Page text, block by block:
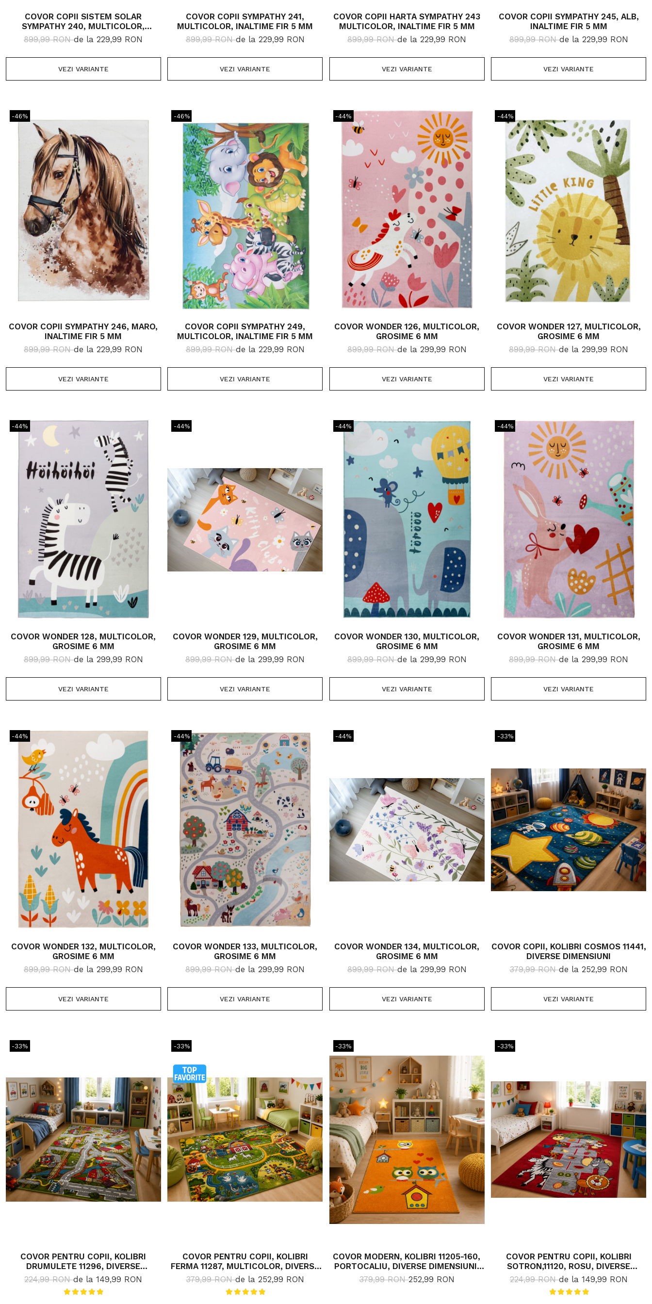
COVOR COPII SISTEM SOLAR
SYMPATHY 240, MULTICOLOR,
INALTIME FIR 5 MM
899,99 RONde la 229,99 RON
VEZI VARIANTE
COVOR COPII SYMPATHY 241,
MULTICOLOR, INALTIME FIR 5 MM
899,99 RONde la 229,99 RON
VEZI VARIANTE
COVOR COPII HARTA SYMPATHY 243
MULTICOLOR, INALTIME FIR 5 MM
899,99 RONde la 229,99 RON
VEZI VARIANTE
COVOR COPII SYMPATHY 245, ALB,
INALTIME FIR 5 MM
899,99 RONde la 229,99 RON
VEZI VARIANTE
-46%
COVOR COPII SYMPATHY 246, MARO,
INALTIME FIR 5 MM
899,99 RONde la 229,99 RON
VEZI VARIANTE
-46%
COVOR COPII SYMPATHY 249,
MULTICOLOR, INALTIME FIR 5 MM
899,99 RONde la 229,99 RON
VEZI VARIANTE
-44%
COVOR WONDER 126, MULTICOLOR,
GROSIME 6 MM
899,99 RONde la 299,99 RON
VEZI VARIANTE
-44%
COVOR WONDER 127, MULTICOLOR,
GROSIME 6 MM
899,99 RONde la 299,99 RON
VEZI VARIANTE
-44%
COVOR WONDER 128, MULTICOLOR,
GROSIME 6 MM
899,99 RONde la 299,99 RON
VEZI VARIANTE
-44%
COVOR WONDER 129, MULTICOLOR,
GROSIME 6 MM
899,99 RONde la 299,99 RON
VEZI VARIANTE
-44%
COVOR WONDER 130, MULTICOLOR,
GROSIME 6 MM
899,99 RONde la 299,99 RON
VEZI VARIANTE
-44%
COVOR WONDER 131, MULTICOLOR,
GROSIME 6 MM
899,99 RONde la 299,99 RON
VEZI VARIANTE
-44%
COVOR WONDER 132, MULTICOLOR,
GROSIME 6 MM
899,99 RONde la 299,99 RON
VEZI VARIANTE
-44%
COVOR WONDER 133, MULTICOLOR,
GROSIME 6 MM
899,99 RONde la 299,99 RON
VEZI VARIANTE
-44%
COVOR WONDER 134, MULTICOLOR,
GROSIME 6 MM
899,99 RONde la 299,99 RON
VEZI VARIANTE
-33%
COVOR COPII, KOLIBRI COSMOS 11441,
DIVERSE DIMENSIUNI
379,99 RONde la 252,99 RON
VEZI VARIANTE
-33%
COVOR PENTRU COPII, KOLIBRI
DRUMULETE 11296, DIVERSE
DIMENSIUNI, 2200 GR/MP
224,99 RONde la 149,99 RON
-33%
COVOR PENTRU COPII, KOLIBRI
FERMA 11287, MULTICOLOR, DIVERSE
DIMENSIUNI, 2200 GR/MP
379,99 RONde la 252,99 RON
-33%
COVOR MODERN, KOLIBRI 11205-160,
PORTOCALIU, DIVERSE DIMENSIUNI,
2200 GR/MP
379,99 RON252,99 RON
-33%
COVOR PENTRU COPII, KOLIBRI
SOTRON,11120, ROSU, DIVERSE
DIMENSIUNI, 2200 GR/MP
224,99 RONde la 149,99 RON